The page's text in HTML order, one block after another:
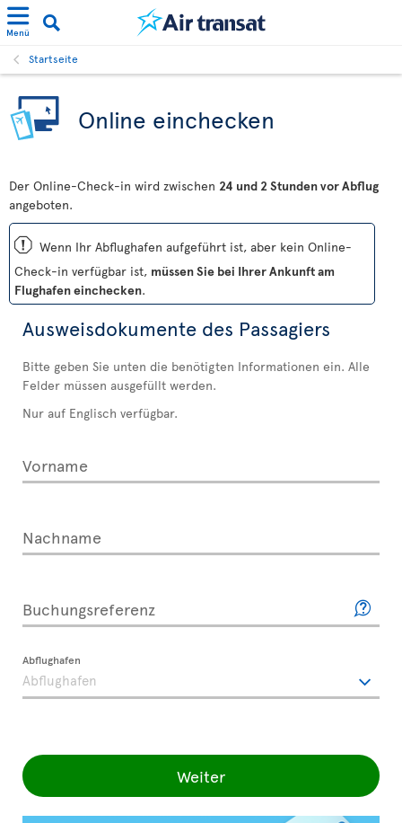
Menü
Startseite
Online einchecken
Der Online-Check-in wird zwischen 24 und 2 Stunden vor Abflug
angeboten.
ü Wenn Ihr Abflughafen aufgeführt ist, aber kein Online-
Check-in verfügbar ist, müssen Sie bei Ihrer Ankunft am
Flughafen einchecken.
Ausweisdokumente des Passagiers
Bitte geben Sie unten die benötigten Informationen ein. Alle
Felder müssen ausgefüllt werden.
Nur auf Englisch verfügbar.
Vorname
Nachname
Buchungsreferenz
Abflughafen
Weiter